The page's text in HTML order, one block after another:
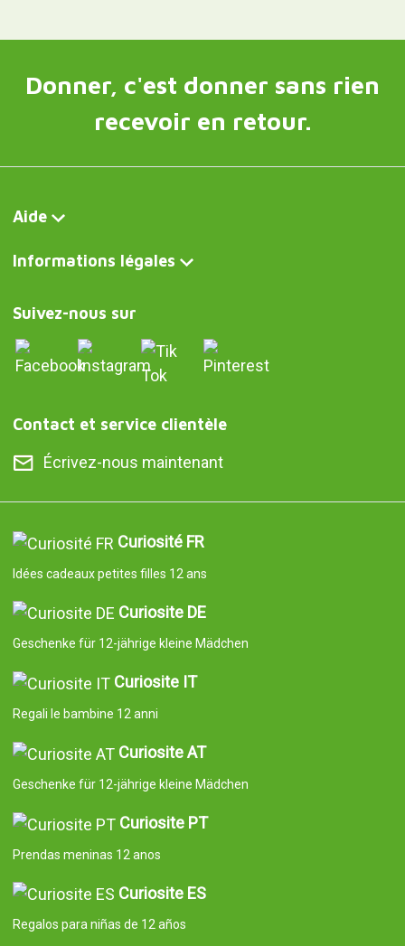
Donner, c'est donner sans rien
recevoir en retour.
Aide
Informations légales
Suivez-nous sur
Contact et service clientèle
Écrivez-nous maintenant
Curiosité FR
Idées cadeaux petites filles 12 ans
Curiosite DE
Geschenke für 12-jährige kleine Mädchen
Curiosite IT
Regali le bambine 12 anni
Curiosite AT
Geschenke für 12-jährige kleine Mädchen
Curiosite PT
Prendas meninas 12 anos
Curiosite ES
Regalos para niñas de 12 años